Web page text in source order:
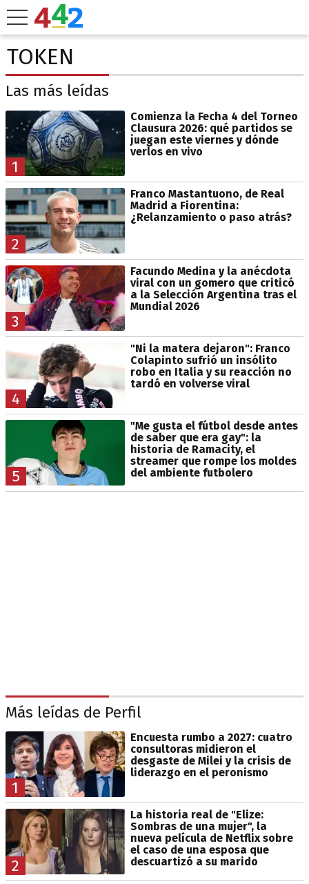
TOKEN
Las más leídas
1
Comienza la Fecha 4 del Torneo
Clausura 2026: qué partidos se
juegan este viernes y dónde
verlos en vivo
2
Franco Mastantuono, de Real
Madrid a Fiorentina:
¿Relanzamiento o paso atrás?
3
Facundo Medina y la anécdota
viral con un gomero que criticó
a la Selección Argentina tras el
Mundial 2026
4
"Ni la matera dejaron": Franco
Colapinto sufrió un insólito
robo en Italia y su reacción no
tardó en volverse viral
5
"Me gusta el fútbol desde antes
de saber que era gay": la
historia de Ramacity, el
streamer que rompe los moldes
del ambiente futbolero
Más leídas de Perfil
1
Encuesta rumbo a 2027: cuatro
consultoras midieron el
desgaste de Milei y la crisis de
liderazgo en el peronismo
2
La historia real de "Elize:
Sombras de una mujer", la
nueva película de Netflix sobre
el caso de una esposa que
descuartizó a su marido